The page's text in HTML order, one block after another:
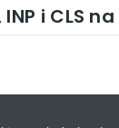
i CLS